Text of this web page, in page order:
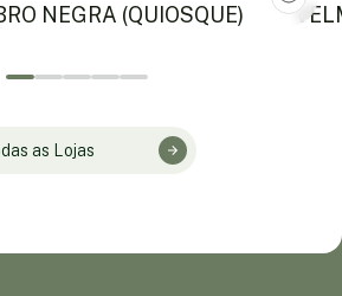
NEGRA (QUIOSQUE)
as Lojas